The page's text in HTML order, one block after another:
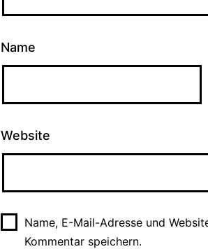
Name
Website
Name, E-Mail-Adresse und
Kommentar speichern.